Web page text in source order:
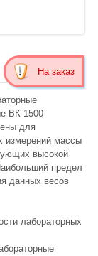
На заказ
ВК-1500
для
измерений массы
высокой
предел
данных весов
лабораторных